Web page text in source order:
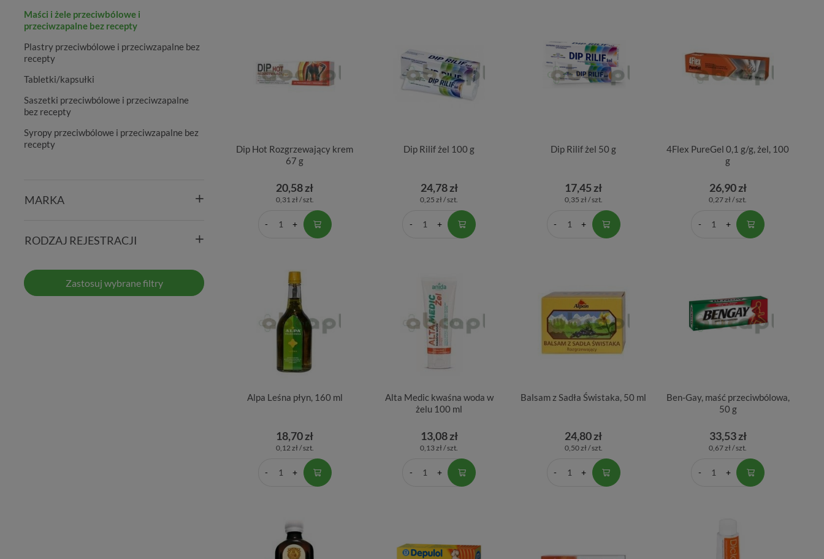
Maści i żele przeciwbólowe i
przeciwzapalne bez recepty
Plastry przeciwbólowe i przeciwzapalne bez
recepty
Tabletki/kapsułki
Saszetki przeciwbólowe i przeciwzapalne
bez recepty
Syropy przeciwbólowe i przeciwzapalne bez
recepty
MARKA
RODZAJ REJESTRACJI
Zastosuj wybrane filtry
Dip Hot Rozgrzewający krem
67 g
20,58 zł
0,31 zł / szt.
Dip Rilif żel 100 g
24,78 zł
0,25 zł / szt.
Dip Rilif żel 50 g
17,45 zł
0,35 zł / szt.
4Flex PureGel 0,1 g/g, żel, 100
g
26,90 zł
0,27 zł / szt.
Alpa Leśna płyn, 160 ml
18,70 zł
0,12 zł / szt.
Alta Medic kwaśna woda w
żelu 100 ml
13,08 zł
0,13 zł / szt.
Balsam z Sadła Świstaka, 50 ml
24,80 zł
0,50 zł / szt.
Ben-Gay, maść przeciwbólowa,
50 g
33,53 zł
0,67 zł / szt.